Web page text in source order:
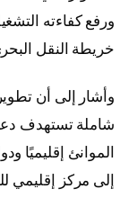
ورفع كفاءته
خريطة النقل
وأشار إلى أن
شاملة تستهدف
الموانئ إقليميًا
إلى مركز إقليمي